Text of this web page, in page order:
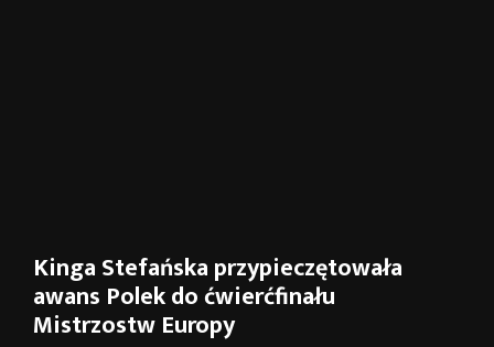
Kinga Stefańska przypieczętowała
awans Polek do ćwierćfinału
Mistrzostw Europy